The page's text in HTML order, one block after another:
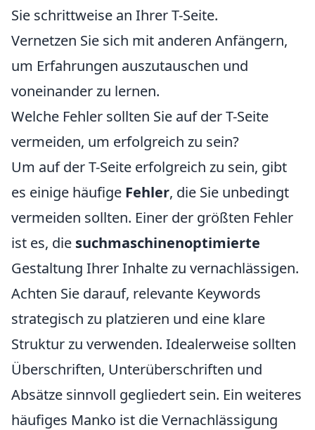
Sie schrittweise an Ihrer T-Seite.
Vernetzen Sie sich mit anderen Anfängern,
um Erfahrungen auszutauschen und
voneinander zu lernen.
Welche Fehler sollten Sie auf der T-Seite
vermeiden, um erfolgreich zu sein?
Um auf der T-Seite erfolgreich zu sein, gibt
es einige häufige Fehler, die Sie unbedingt
vermeiden sollten. Einer der größten Fehler
ist es, die suchmaschinenoptimierte
Gestaltung Ihrer Inhalte zu vernachlässigen.
Achten Sie darauf, relevante Keywords
strategisch zu platzieren und eine klare
Struktur zu verwenden. Idealerweise sollten
Überschriften, Unterüberschriften und
Absätze sinnvoll gegliedert sein. Ein weiteres
häufiges Manko ist die Vernachlässigung